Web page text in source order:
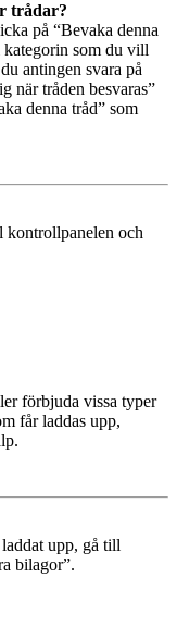
trådar?
på “Bevaka denna
som du vill
antingen svara på
när tråden besvaras”
denna tråd” som
kontrollpanelen och
förbjuda vissa typer
får laddas upp,
upp, gå till
bilagor”.